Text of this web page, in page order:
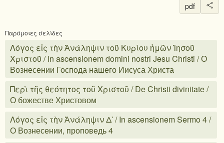
pdf
Παρόμοιες σελίδες
Λόγος εἰς τὴν Ἀνάληψιν τοῦ Κυρίου ἡμῶν Ἰησοῦ
Χριστοῦ / In ascensionem domini nostri Jesu Christi / О
Вознесении Господа нашего Иисуса Христа
Περὶ τῆς θεότητος τοῦ Χριστοῦ / De Christi divinitate /
О божестве Христовом
Λόγος εἰς τὴν Ἀνάληψιν Δʹ / In ascensionem Sermo 4 /
О Вознесении, проповедь 4